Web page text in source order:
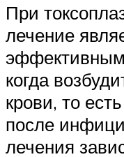
При
лечение
эффективным
когда
крови, то
после
лечения